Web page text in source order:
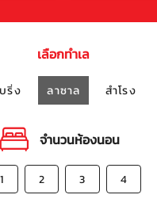
เลือกทำเล
ริ่ง ลาซาล สำโรง
จำนวนห้องนอน
1 2 3 4